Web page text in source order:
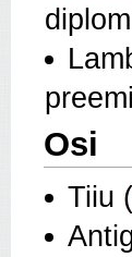
Osi
Tiiu (